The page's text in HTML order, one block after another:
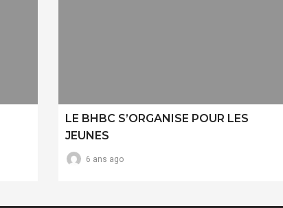
LE BHBC S’ORGANISE POUR LES
JEUNES
6 ans ago